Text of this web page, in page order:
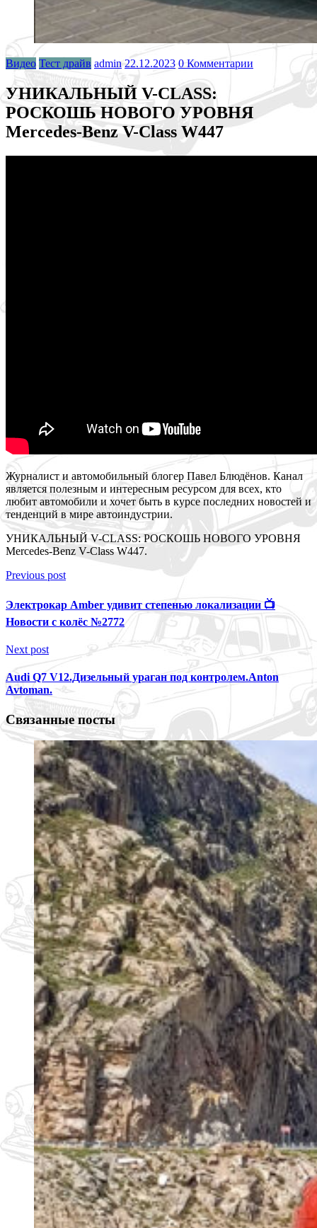
Видео Тест драйв admin 22.12.2023 0 Комментарии
УНИКАЛЬНЫЙ V-CLASS:
РОСКОШЬ НОВОГО УРОВНЯ
Mercedes-Benz V-Class W447
Журналист и автомобильный блогер Павел Блюдёнов. Канал
является полезным и интересным ресурсом для всех, кто
любит автомобили и хочет быть в курсе последних новостей и
тенденций в мире автоиндустрии.
УНИКАЛЬНЫЙ V-CLASS: РОСКОШЬ НОВОГО УРОВНЯ
Mercedes-Benz V-Class W447.
Previous post
Электрокар Amber удивит степенью локализации 📺
Новости с колёс №2772
Next post
Audi Q7 V12.Дизельный ураган под контролем.Anton
Avtoman.
Связанные посты